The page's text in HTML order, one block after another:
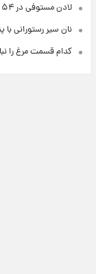
لادن مستوفی در ۵۴ سالگی با این استایل متفاوت دیده شد!
نان سیر رستورانی با پنیر؛ ۶ مرحله ساده برای یک نان
کدام قسمت مرغ را